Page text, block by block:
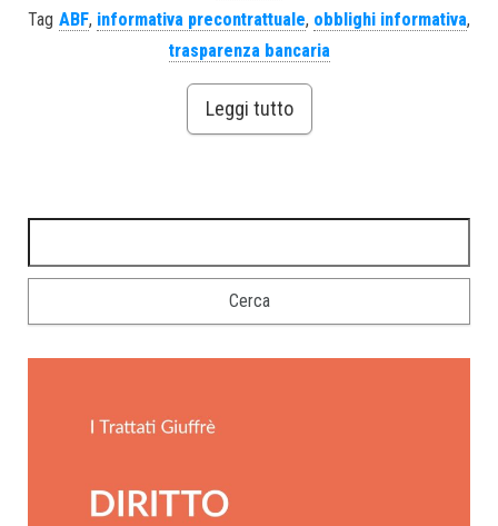
Tag ABF, informativa precontrattuale, obblighi informativa,
trasparenza bancaria
Leggi tutto